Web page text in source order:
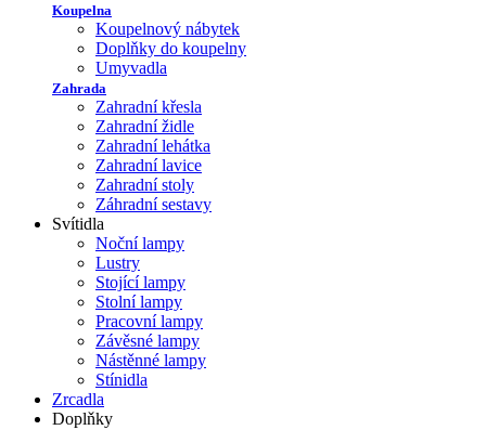
Koupelna
Koupelnový nábytek
Doplňky do koupelny
Umyvadla
Zahrada
Zahradní křesla
Zahradní židle
Zahradní lehátka
Zahradní lavice
Zahradní stoly
Záhradní sestavy
Svítidla
Noční lampy
Lustry
Stojící lampy
Stolní lampy
Pracovní lampy
Závěsné lampy
Nástěnné lampy
Stínidla
Zrcadla
Doplňky